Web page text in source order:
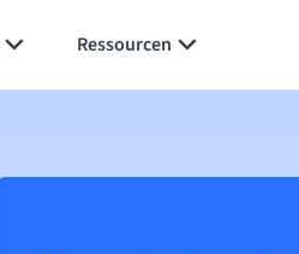
Ressourcen